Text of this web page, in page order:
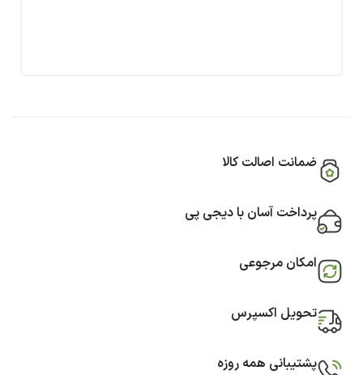
ضمانت اصالت کالا
پرداخت آسان با دیجی پی
امکان مرجوعی
تحویل اکسپرس
پشتیبانی همه روزه